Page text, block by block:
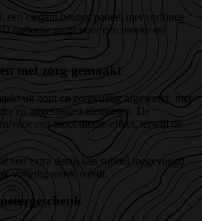
een elegant houten paneel met verfijnde
opbouw zorgt voor een unieke en
met zorg gemaakt
uit hout en zorgvuldig afgewerkt, met
en uitgesneden elementen. De
voor een mooi diepte-effect, terwijl de
een extra detail kan subtiel toegevoegd
volledig uniek wordt.